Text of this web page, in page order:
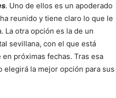
. Uno de ellos es un apoderado
reunido y tiene claro lo que le
La otra opción es la de un
sevillana, con el que está
próximas fechas. Tras esa
la mejor opción para sus